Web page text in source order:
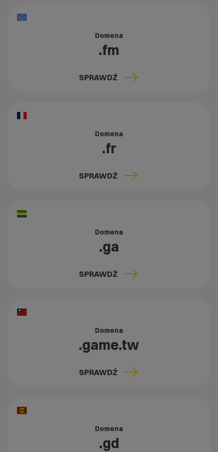
Domena
.fm
SPRAWDŹ
Domena
.fr
SPRAWDŹ
Domena
.ga
SPRAWDŹ
Domena
.game.tw
SPRAWDŹ
Domena
.gd